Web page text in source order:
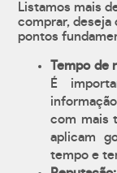
Listamos mais
comprar, deseja
pontos
Tempo de
É
com mais
aplicam
tempo e